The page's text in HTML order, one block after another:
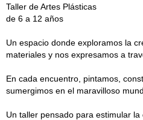
Taller de Artes Plásticas
de 6 a 12 años
Un espacio donde exploramos la
materiales y nos expresamos a
En cada encuentro, pintamos,
sumergimos en el maravilloso
Un taller pensado para estimular